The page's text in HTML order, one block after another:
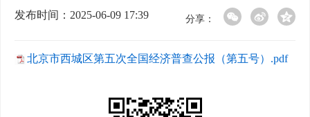
发布时间：2025-06-09 17:39 分享：
北京市西城区第五次全国经济普查公报（第五号）.pdf